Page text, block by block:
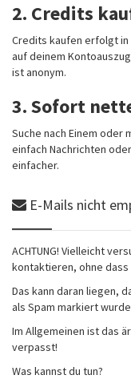
2. Credits
Credits kaufen erfolgt
auf deinem
ist anonym.
3. Sofort
Suche nach Einem oder
einfach Nachrichten
einfacher.
E-Mails nicht
ACHTUNG! Vielleicht
kontaktieren, ohne
Das kann daran liegen,
als Spam markiert
Im Allgemeinen ist das
verpasst!
Was kannst du tun?